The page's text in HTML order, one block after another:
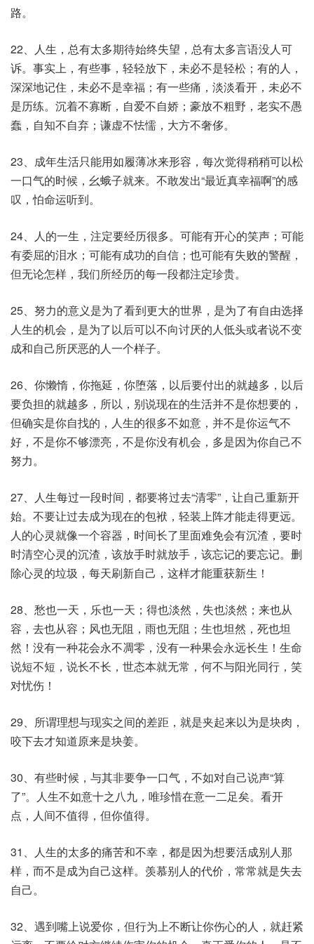
路。
22、人生，总有太多期待始终失望，总有太多言语没人可
诉。事实上，有些事，轻轻放下，未必不是轻松；有的人，
深深地记住，未必不是幸福；有一些痛，淡淡看开，未必不
是历练。沉着不寡断，自爱不自娇；豪放不粗野，老实不愚
蠢，自知不自弃；谦虚不怯懦，大方不奢侈。
23、成年生活只能用如履薄冰来形容，每次觉得稍稍可以松
一口气的时候，幺蛾子就来。不敢发出“最近真幸福啊”的感
叹，怕命运听到。
24、人的一生，注定要经历很多。可能有开心的笑声；可能
有委屈的泪水；可能有成功的自信；也可能有失败的警醒，
但无论怎样，我们所经历的每一段都注定珍贵。
25、努力的意义是为了看到更大的世界，是为了有自由选择
人生的机会，是为了以后可以不向讨厌的人低头或者说不变
成和自己所厌恶的人一个样子。
26、你懒惰，你拖延，你堕落，以后要付出的就越多，以后
要负担的就越多，所以，别说现在的生活并不是你想要的，
但确实是你自找的，人生的很多不如意，并不是你运气不
好，不是你不够漂亮，不是你没有机会，多是因为你自己不
努力。
27、人生每过一段时间，都要将过去“清零”，让自己重新开
始。不要让过去成为现在的包袱，轻装上阵才能走得更远。
人的心灵就像一个容器，时间长了里面难免会有沉渣，要时
时清空心灵的沉渣，该放手时就放手，该忘记的要忘记。删
除心灵的垃圾，每天刷新自己，这样才能重获新生！
28、愁也一天，乐也一天；得也淡然，失也淡然；来也从
容，去也从容；风也无阻，雨也无阻；生也坦然，死也坦
然！没有一种花会永不凋零，没有一种果会永远长生！生命
说短不短，说长不长，世态本就无常，何不与阳光同行，笑
对忧伤！
29、所谓理想与现实之间的差距，就是夹起来以为是块肉，
咬下去才知道原来是块姜。
30、有些时候，与其非要争一口气，不如对自己说声“算
了”。人生不如意十之八九，唯珍惜在意一二足矣。看开
点，人间不值得，但你值得。
31、人生的太多的痛苦和不幸，都是因为想要活成别人那
样，而不是成为自己这样。羡慕别人的代价，常常就是失去
自己。
32、遇到嘴上说爱你，但行为上不断让你伤心的人，就赶紧